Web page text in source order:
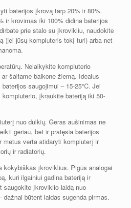
baterijos įkrovą tarp 20% ir 80%.
ir krovimas iki 100% didina baterijos
prie stalo su įkrovikliu, naudokite
(jei jūsų kompiuteris tokį turi) arba net
Nelaikykite kompiuterio
šaltame balkone žiemą. Idealus
saugojimui – 15-25°C. Jei
įkraukite bateriją iki 50-
nuo dulkių. Geras aušinimas ne
geriau, bet ir pratęsia baterijos
metus verta atidaryti kompiuterį ir
ir radiatorių.
kokybiškas įkroviklius. Pigūs analogai
kuri ilgainiui gadina bateriją ir
saugokite įkroviklio laidą nuo
dažnai būtent laidas sugenda pirmas.